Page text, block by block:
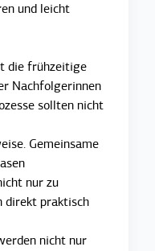
und leicht
die frühzeitige
Nachfolgerinnen
sollten nicht
Gemeinsame
nur zu
direkt praktisch
nicht nur